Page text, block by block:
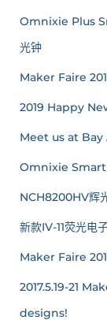
Omnixie Plus
光钟
Maker Faire
2019 Happy
Meet us at Bay
Omnixie
NCH8200HV辉
新款IV-11荧光
Maker Faire
2017.5.19-21
designs!